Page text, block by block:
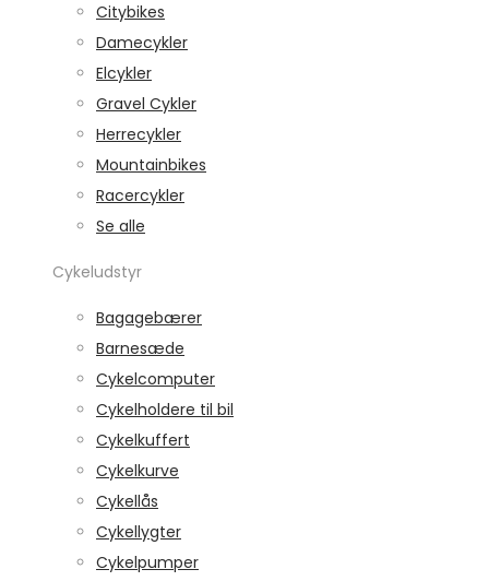
Citybikes
Damecykler
Elcykler
Gravel Cykler
Herrecykler
Mountainbikes
Racercykler
Se alle
Cykeludstyr
Bagagebærer
Barnesæde
Cykelcomputer
Cykelholdere til bil
Cykelkuffert
Cykelkurve
Cykellås
Cykellygter
Cykelpumper